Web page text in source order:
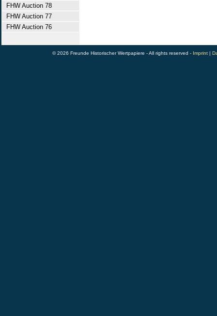
FHW Auction 78
FHW Auction 77
FHW Auction 76
© 2026 Freunde Historischer Wertpapiere - All rights reserved - Imprint |